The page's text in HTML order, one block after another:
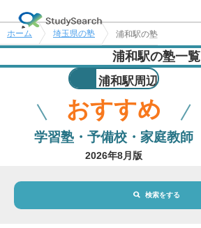
ホーム 埼玉県の塾 浦和駅の塾
浦和駅の塾一覧
浦和駅周辺
おすすめ
学習塾・予備校・家庭教師
2026年8月版
検索をする